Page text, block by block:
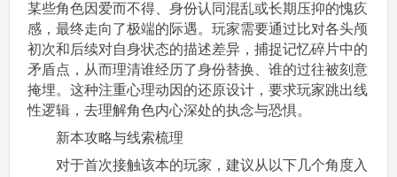
某些角色因爱而不得、身份认同混乱或长期压抑的愧疚
感，最终走向了极端的际遇。玩家需要通过比对各头颅
初次和后续对自身状态的描述差异，捕捉记忆碎片中的
矛盾点，从而理清谁经历了身份替换、谁的过往被刻意
掩埋。这种注重心理动因的还原设计，要求玩家跳出线
性逻辑，去理解角色内心深处的执念与恐惧。
新本攻略与线索梳理
对于首次接触该本的玩家，建议从以下几个角度入